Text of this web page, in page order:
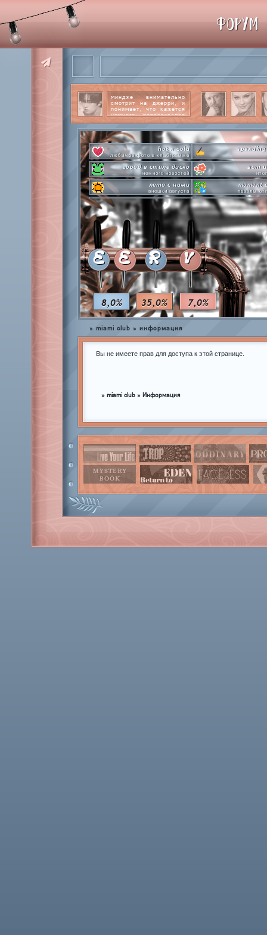
8,0% 35,0% 7,0%
миндже внимательно
смотрит на джерри, и
понимает, что кажется
немного перестарался
далее
hot n cold
любимое фото в клабграмме
город в стиле диско
немного новостей
вот
лето с нами
внешки августа
moment
паззлы
pen-pineapple-apple-pen!
шлакоблокунь заказывали?
сделай это
everyone's a star
покупаем звезды
time goes by
private emotion
с днем эмоций #4
hot
летняя
E E R V
ФОРУМ
» miami club » информация
Вы не имеете прав для доступа к этой странице.
» miami club » Информация